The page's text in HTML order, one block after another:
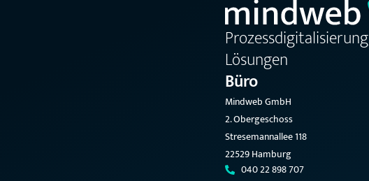
Lösungen
Büro
Mindweb GmbH
2. Obergeschoss
Stresemannallee 118
22529 Hamburg
040 22 898 707